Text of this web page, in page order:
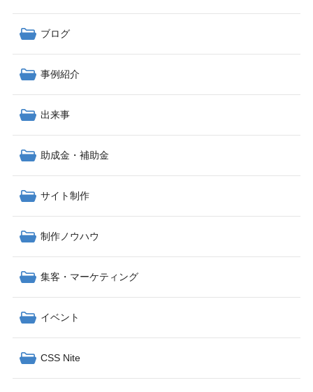
ブログ
事例紹介
出来事
助成金・補助金
サイト制作
制作ノウハウ
集客・マーケティング
イベント
CSS Nite